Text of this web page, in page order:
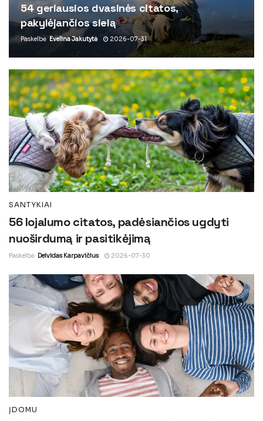
54 geriausios dvasinės citatos,
pakylėjančios sielą
Paskelbė Evelina Jakutytė 2026-07-31
SANTYKIAI
56 lojalumo citatos, padėsiančios ugdyti
nuoširdumą ir pasitikėjimą
Paskelbė Deividas Karpavičius 2026-07-30
ĮDOMU